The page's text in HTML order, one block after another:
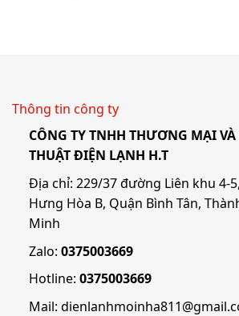
Thông tin công ty
CÔNG TY TNHH THƯƠNG MẠI
THUẬT ĐIỆN LẠNH H.T
Địa chỉ: 229/37 đường Liên khu 4-
Hưng Hòa B, Quận Bình Tân,
Minh
Zalo: 0375003669
Hotline: 0375003669
Mail: